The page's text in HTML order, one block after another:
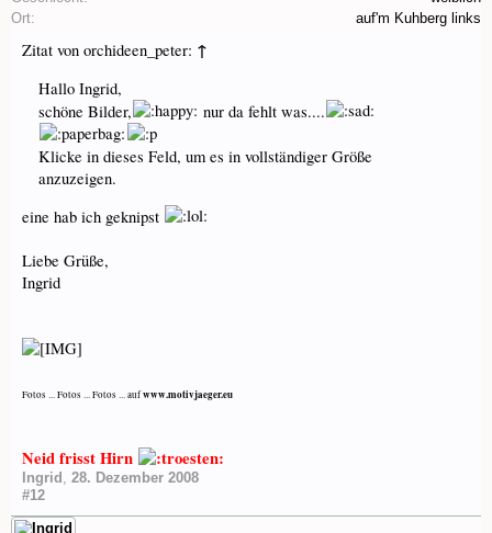
Ort:
auf'm Kuhberg links
Zitat von orchideen_peter: ↑
Hallo Ingrid,
schöne Bilder,
nur da fehlt was....
Klicke in dieses Feld, um es in vollständiger Größe
anzuzeigen.
eine hab ich geknipst
Liebe Grüße,
Ingrid
Fotos ... Fotos ... Fotos ... aufwww.motivjaeger.eu
Neid frisst Hirn
Ingrid , 28. Dezember 2008
#12